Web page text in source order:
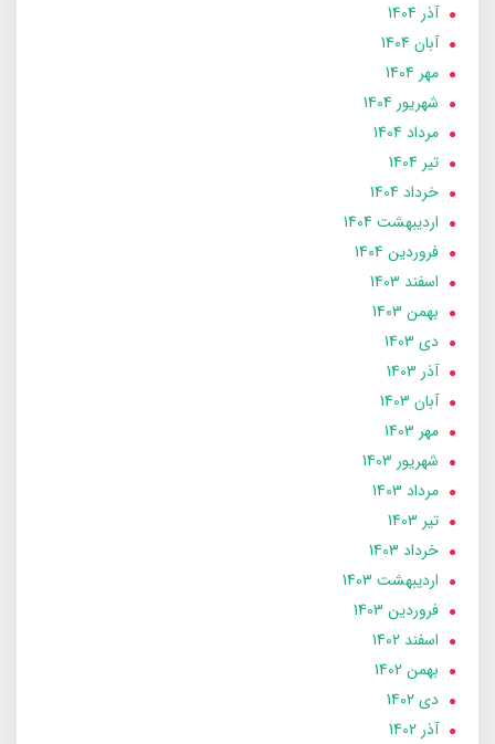
آذر 1404
آبان 1404
مهر 1404
شهریور 1404
مرداد 1404
تير 1404
خرداد 1404
ارديبهشت 1404
فروردین 1404
اسفند 1403
بهمن 1403
دی 1403
آذر 1403
آبان 1403
مهر 1403
شهریور 1403
مرداد 1403
تير 1403
خرداد 1403
ارديبهشت 1403
فروردین 1403
اسفند 1402
بهمن 1402
دی 1402
آذر 1402